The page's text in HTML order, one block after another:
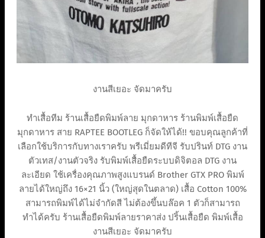
งานสีเยอะ จัดมาครับ
ทำเสื้อทีม ร้านเสื้อยืดพิมพ์ลาย มุกดาหาร ร้านพิมพ์เสื้อยืด
มุกดาหาร สาย RAPTEE BOOTLEG ก็จัดให้ได้!! ขอบคุณลูกค้าที่
เลือกใช้บริการกับทางเราครับ พรีเมี่ยมดีทีจี รับปรินท์ DTG งาน
ตัวเทส/งานตัวจริง รับพิมพ์เสื้อยืดระบบดิจิตอล DTG งาน
ละเอียด ใช้เครื่องคุณภาพสูงแบรนด์ Brother GTX PRO พิมพ์
ลายได้ใหญ่ถึง 16×21 นิ้ว (ใหญ่สุดในตลาด) เสื้อ Cotton 100%
สามารถพิมพ์ได้ไม่จำกัดสี ไม่ต้องขึ้นบล๊อค 1 ตัวก็สามารถ
ทำได้ครับ ร้านเสื้อยืดพิมพ์ลายราคาส่ง ปริ้นเสื้อยืด พิมพ์เสื้อ
งานสีเยอะ จัดมาครับ